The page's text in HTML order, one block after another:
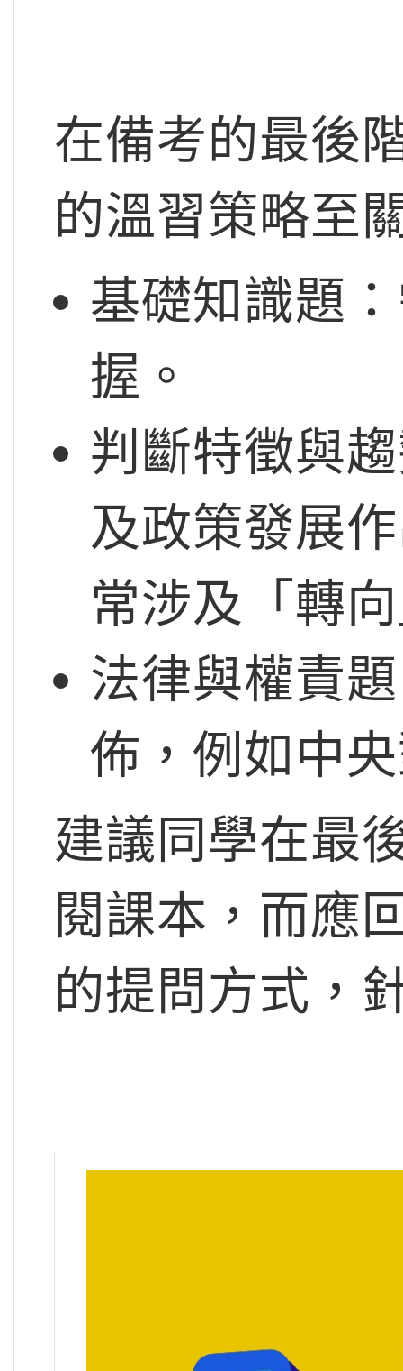
在備考的最後
的溫習策略至
基礎知識題
握。
判斷特徵與
及政策發展
常涉及「轉
法律與權責
佈，例如中
建議同學在最
閱課本，而應
的提問方式，